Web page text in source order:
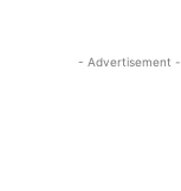
- Advertisement -